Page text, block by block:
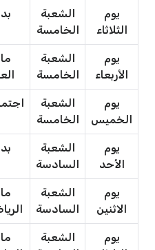
يوم
الثلاثاء
الشعبة
الخامسة
يوم
الأربعاء
الشعبة
الخامسة
يوم
الخميس
الشعبة
الخامسة
يوم
الأحد
الشعبة
السادسة
يوم
الاثنين
الشعبة
السادسة
يوم
الشعبة